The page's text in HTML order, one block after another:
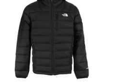
Prix décroissant
Meilleures remises